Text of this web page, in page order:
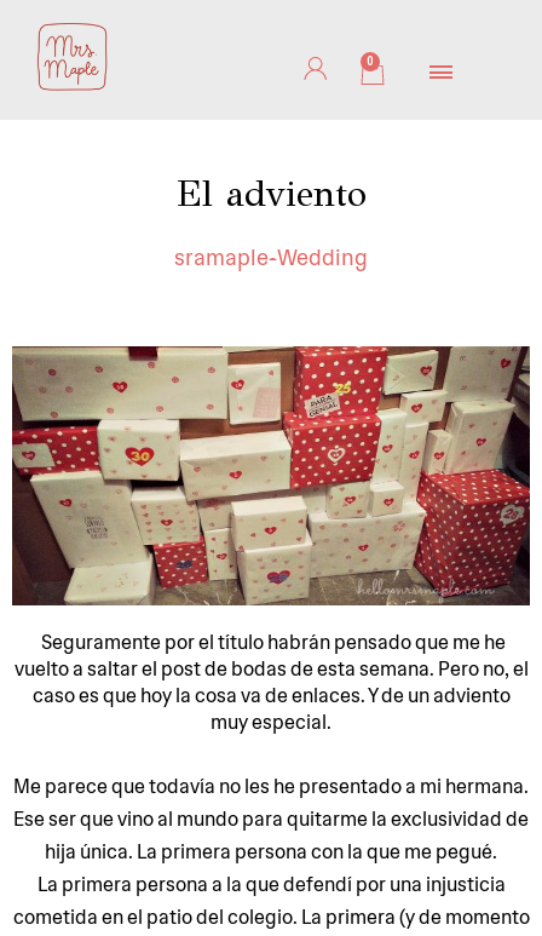
contenido
0
Cart
El adviento
sramaple Wedding
Seguramente por el título habrán pensado que me he
vuelto a saltar el post de bodas de esta semana. Pero no, el
caso es que hoy la cosa va de enlaces. Y de un adviento
muy especial.
Me parece que todavía no les he presentado a mi hermana.
Ese ser que vino al mundo para quitarme la exclusividad de
hija única. La primera persona con la que me pegué.
La primera persona a la que defendí por una injusticia
cometida en el patio del colegio. La primera (y de momento